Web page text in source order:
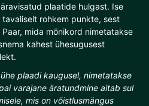
plaatide hulgast. Ise
rohkem punkte, sest
mida mõnikord nimetatakse
kahest ühesugusest
plaadi kaugusel, nimetatakse
varajane äratundmine aitab sul
mis on võistlusmängus